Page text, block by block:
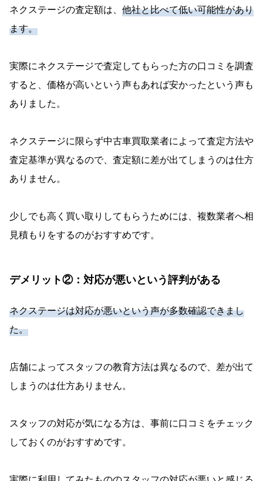
ネクステージの査定額は、 他社と比べて低い可能性があり
ます。
実際にネクステージで査定してもらった方の口コミを調査
すると、価格が高いという声もあれば安かったという声も
ありました。
ネクステージに限らず中古車買取業者によって査定方法や
査定基準が異なるので、査定額に差が出てしまうのは仕方
ありません。
少しでも高く買い取りしてもらうためには、複数業者へ相
見積もりをするのがおすすめです。
デメリット②：対応が悪いという評判がある
ネクステージは対応が悪いという声が多数確認できまし
た。
店舗によってスタッフの教育方法は異なるので、差が出て
しまうのは仕方ありません。
スタッフの対応が気になる方は、事前に口コミをチェック
しておくのがおすすめです。